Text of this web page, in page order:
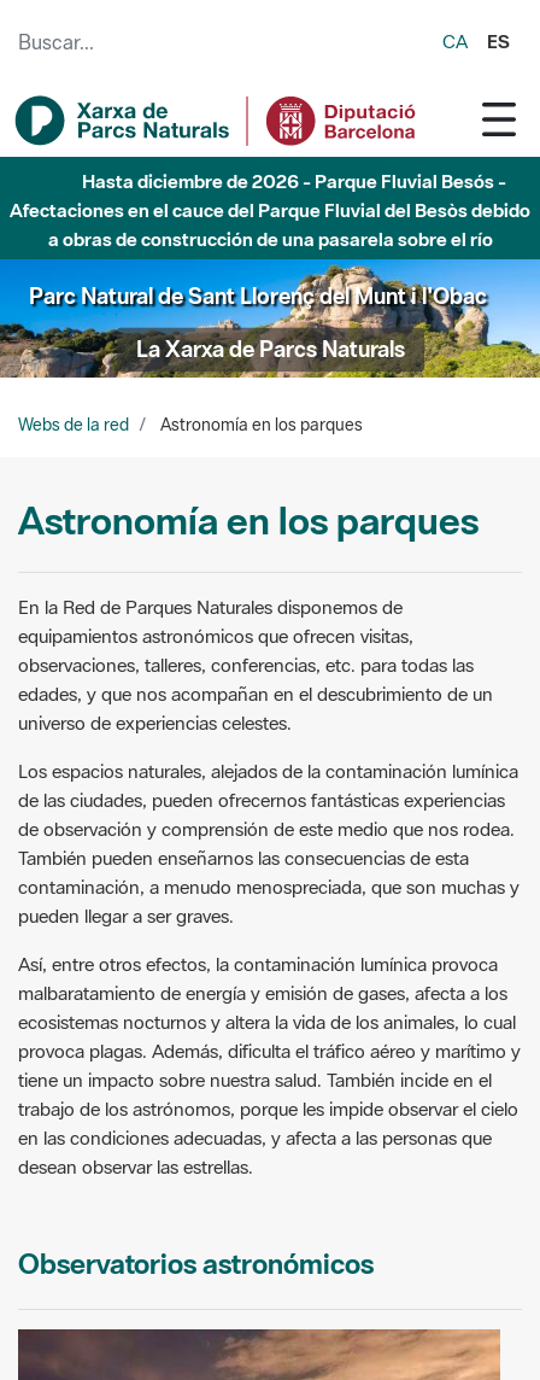
CA ES
Hasta diciembre de 2026 - Parque Fluvial Besós -
Afectaciones en el cauce del Parque Fluvial del Besòs debido
a obras de construcción de una pasarela sobre el río
Parc Natural de Sant Llorenç del Munt i l'Obac
La Xarxa de Parcs Naturals
Webs de la red Astronomía en los parques
Astronomía en los parques
En la Red de Parques Naturales disponemos de
equipamientos astronómicos que ofrecen visitas,
observaciones, talleres, conferencias, etc. para todas las
edades, y que nos acompañan en el descubrimiento de un
universo de experiencias celestes.
Los espacios naturales, alejados de la contaminación lumínica
de las ciudades, pueden ofrecernos fantásticas experiencias
de observación y comprensión de este medio que nos rodea.
También pueden enseñarnos las consecuencias de esta
contaminación, a menudo menospreciada, que son muchas y
pueden llegar a ser graves.
Así, entre otros efectos, la contaminación lumínica provoca
malbaratamiento de energía y emisión de gases, afecta a los
ecosistemas nocturnos y altera la vida de los animales, lo cual
provoca plagas. Además, dificulta el tráfico aéreo y marítimo y
tiene un impacto sobre nuestra salud. También incide en el
trabajo de los astrónomos, porque les impide observar el cielo
en las condiciones adecuadas, y afecta a las personas que
desean observar las estrellas.
Observatorios astronómicos